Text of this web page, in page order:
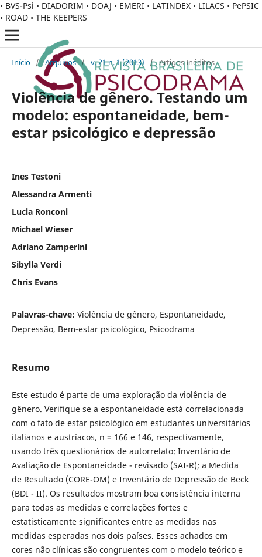
• BVS-Psi • DIADORIM • DOAJ • EMERI • LATINDEX • LILACS • PePSIC
• ROAD • THE KEEPERS
Início / Arquivos / v. 21 n. 1 (2013) / Artigos Inéditos
Violência de gênero. Testando um
modelo: espontaneidade, bem-
estar psicológico e depressão
Ines Testoni
Alessandra Armenti
Lucia Ronconi
Michael Wieser
Adriano Zamperini
Sibylla Verdi
Chris Evans
Palavras-chave: Violência de gênero, Espontaneidade,
Depressão, Bem-estar psicológico, Psicodrama
Resumo
Este estudo é parte de uma exploração da violência de
gênero. Verifique se a espontaneidade está correlacionada
com o fato de estar psicológico em estudantes universitários
italianos e austríacos, n = 166 e 146, respectivamente,
usando três questionários de autorrelato: Inventário de
Avaliação de Espontaneidade - revisado (SAI-R); a Medida
de Resultado (CORE-OM) e Inventário de Depressão de Beck
(BDI - II). Os resultados mostram boa consistência interna
para todas as medidas e correlações fortes e
estatisticamente significantes entre as medidas nas
medidas esperadas nos dois países. Esses achados em
cores não clínicas são congruentes com o modelo teórico e